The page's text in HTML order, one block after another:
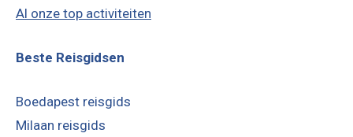
Al onze top activiteiten
Beste Reisgidsen
Boedapest reisgids
Milaan reisgids